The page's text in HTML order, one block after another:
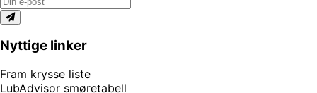
Nyttige linker
Fram krysse liste
LubAdvisor smøretabell